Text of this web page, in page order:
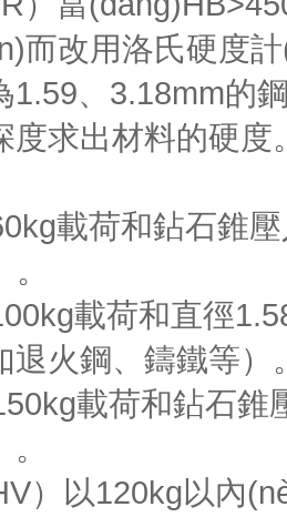
而改用洛氏硬度計
、3.18mm的
度求出材料的硬度
載荷和鉆石錐
載荷和直徑
鋼、鑄鐵等）
載荷和鉆石
）以120kg以內